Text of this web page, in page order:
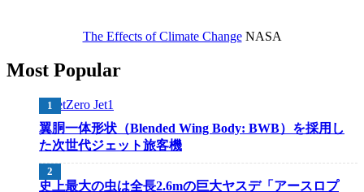
The Effects of Climate ChangeNASA
Most Popular
翼胴一体形状（Blended Wing Body: BWB）を採用し
た次世代ジェット旅客機
史上最大の虫は全長2.6mの巨大ヤスデ「アースロプ